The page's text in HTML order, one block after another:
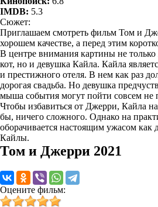
IMDB: 5.3
Сюжет:
Приглашаем смотреть фильм Том и
хорошем качестве, а перед этим
В центре внимания картины не
кот, но и девушка Кайла. Кайла
и престижного отеля. В нем как раз
дорогая свадьба. Но девушка
мыша события могут пойти совсем не
Чтобы избавиться от Джерри, Кайла
бы, ничего сложного. Однако на
оборачивается настоящим ужасом как
Кайлы.
Том и Джерри 2021
Оцените фильм: